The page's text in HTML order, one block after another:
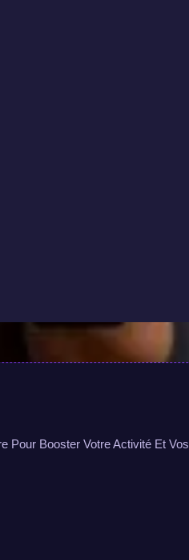
Pour Booster Votre Activité Et Vos